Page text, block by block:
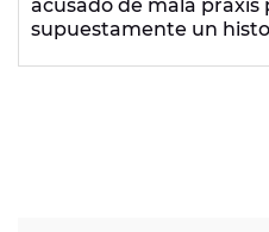
acusado de mala
supuestamente un